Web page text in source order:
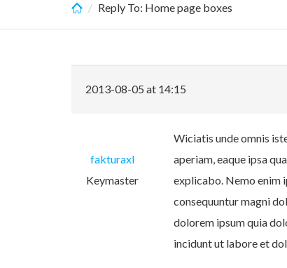
Reply To: Home page boxes
2013-08-05 at 14:15
fakturaxl
Keymaster
Wiciatis unde omnis
aperiam, eaque ipsa
explicabo. Nemo enim
consequuntur magni
dolorem ipsum quia
incidunt ut labore et